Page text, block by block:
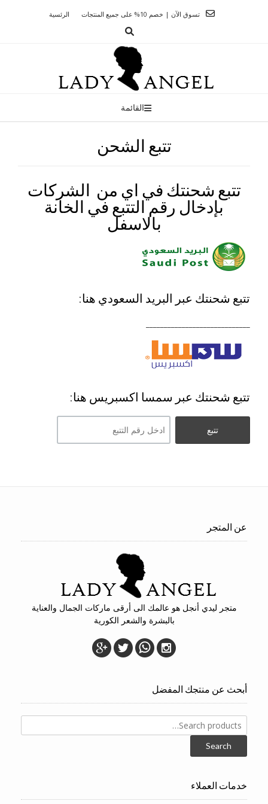
الرئسية تسوق الآن | خصم 10% على جميع المنتجات
القائمة
تتبع الشحن
تتبع شحنتك في اي من الشركات
بإدخال رقم التتبع في الخانة
بالاسفل
تتبع شحنتك عبر البريد السعودي هنا:
تتبع شحنتك عبر سمسا اكسبريس هنا:
عن المتجر
متجر ليدي أنجل هو عالمك الى أرقى ماركات الجمال والعناية
بالبشرة والشعر الكورية
أبحث عن منتجك المفضل
Search
for:
Search
خدمات العملاء